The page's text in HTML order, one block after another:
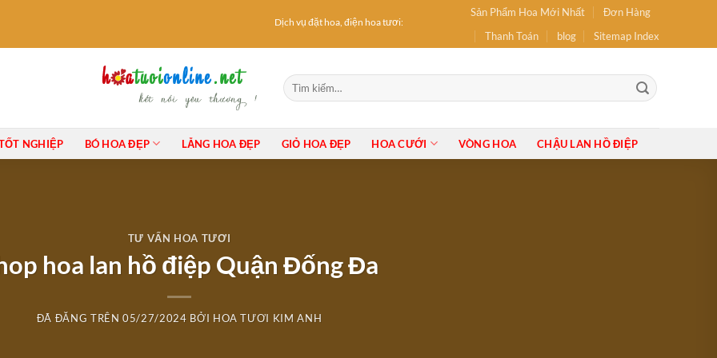
Dịch vụ đặt hoa, điện hoa tươi: hoa Sinh Nhật, hoa Khai Trương, Hoa tốt nghiệp, Bó Hoa, Lẵng Hoa, Giỏ
Sản Phẩm Hoa Mới Nhất
Đơn Hàng
Thanh Toán
blog Sitemap Index
Tìm
kiếm:
NGHIỆP BÓ HOA ĐẸP LẴNG HOA ĐẸP GIỎ HOA ĐẸP HOA CƯỚI VÒNG HOA CHẬU LAN HỒ ĐIỆP
TƯ VẤN HOA TƯƠI
hoa lan hồ điệp Quận Đống Đa
ĐÃ ĐĂNG TRÊN05/27/2024 BỞI HOA TƯƠI KIM ANH